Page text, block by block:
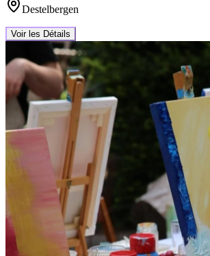
Destelbergen
Voir les Détails